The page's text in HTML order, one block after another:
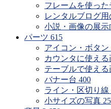
フレームを使った
レンタルブログ
小説・画像の展
パーツ 615
アイコン・ボタン
カウンタに使える
テーブルで使える
バナー台 400
ライン・区切り線
小サイズの写真 25